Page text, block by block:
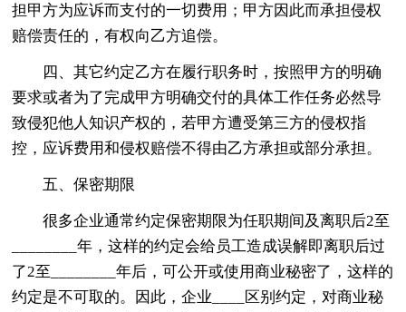
担甲方为应诉而支付的一切费用；甲方因此而承担侵权
赔偿责任的，有权向乙方追偿。
四、其它约定乙方在履行职务时，按照甲方的明确
要求或者为了完成甲方明确交付的具体工作任务必然导
致侵犯他人知识产权的，若甲方遭受第三方的侵权指
控，应诉费用和侵权赔偿不得由乙方承担或部分承担。
五、保密期限
很多企业通常约定保密期限为任职期间及离职后2至
________年，这样的约定会给员工造成误解即离职后过
了2至________年后，可公开或使用商业秘密了，这样的
约定是不可取的。因此，企业____区别约定，对商业秘